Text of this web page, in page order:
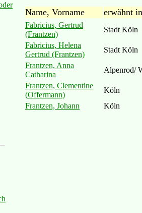
Name, Vorname erwähnt in
Fabricius, Gertrud
(Frantzen)
Stadt Köln
Fabricius, Helena
Gertrud (Frantzen)
Stadt Köln
Frantzen, Anna
Catharina
Alpenrod/
Frantzen, Clementine
(Offermann)
Köln
Frantzen, Johann
Köln